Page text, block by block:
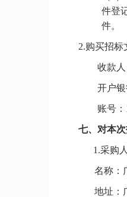
件登
件。
2.购买招标
收款
开户银
账号：
七、 对本
1.采购
名称：
地址：